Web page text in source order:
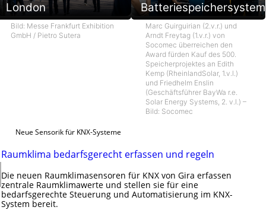
London
Bild: Messe Frankfurt Exhibition
GmbH / Pietro Sutera
Batteriespeichersystem
Marc Guirguirian (2.v.r.) und
Arndt Freytag (1.v.r.) von
Socomec überreichen den
Award fürden Kauf des 500.
Speicherprojektes an Edith
Kemp (RheinlandSolar, 1.v.l.)
und Friedhelm Enslin
(Geschäftsführer BayWa r.e.
Solar Energy Systems, 2. v.l.) –
Bild: Socomec
Neue Sensorik für KNX-Systeme
Raumklima bedarfsgerecht erfassen und regeln
Die neuen Raumklimasensoren für KNX von Gira erfassen
zentrale Raumklimawerte und stellen sie für eine
bedarfsgerechte Steuerung und Automatisierung im KNX-
System bereit.